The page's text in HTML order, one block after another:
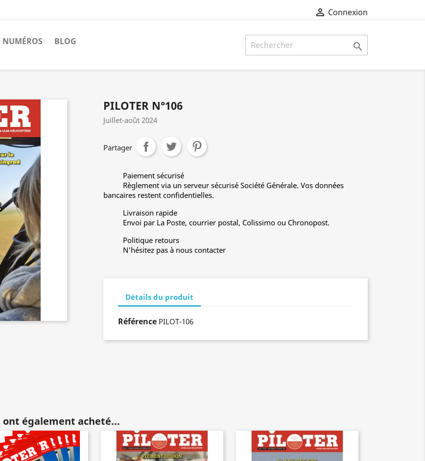
 Connexion
NUMÉROS BLOG 
PILOTER N°106
Juillet-août 2024
Partager
Paiement sécurisé
Règlement via un serveur sécurisé Société Générale. Vos données
bancaires restent confidentielles.
Livraison rapide
Envoi par La Poste, courrier postal, Colissimo ou Chronopost.
Politique retours
N'hésitez pas à nous contacter
Détails du produit
Référence PILOT-106
également acheté...